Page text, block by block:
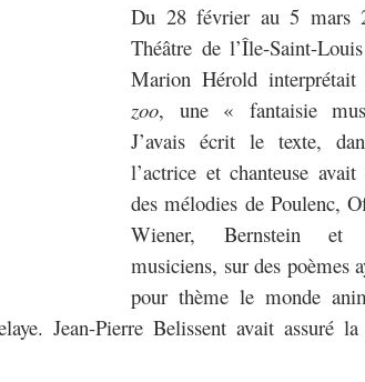
Du 28 février au 5 mars
Théâtre de l’Île-Saint-
Marion Hérold interprétait
zoo, une « fantaisie
J’avais écrit le texte,
l’actrice et chanteuse avait
des mélodies de Poulenc,
Wiener, Bernstein et
musiciens, sur des poèmes
pour thème le monde
Jean-Pierre Belissent avait assuré